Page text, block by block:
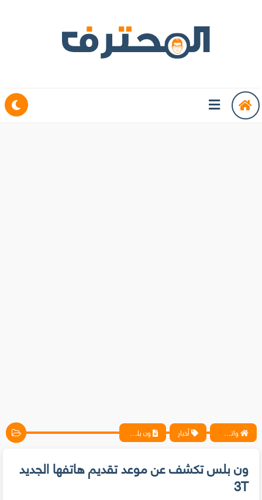
واتس آب ، فيسبوك ، أنترنت ، شروحات تقنية حصرية - المحترف أخبار ون بلس تكشف عن موعد تقديم هاتفها الجديد 3T
ون بلس تكشف عن موعد تقديم هاتفها الجديد
3T